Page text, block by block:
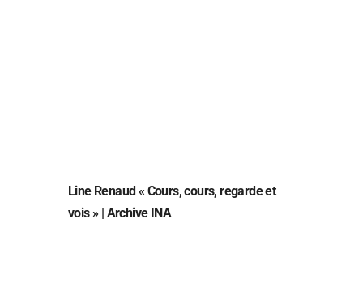
Line Renaud « Cours, cours, regarde et
vois » | Archive INA